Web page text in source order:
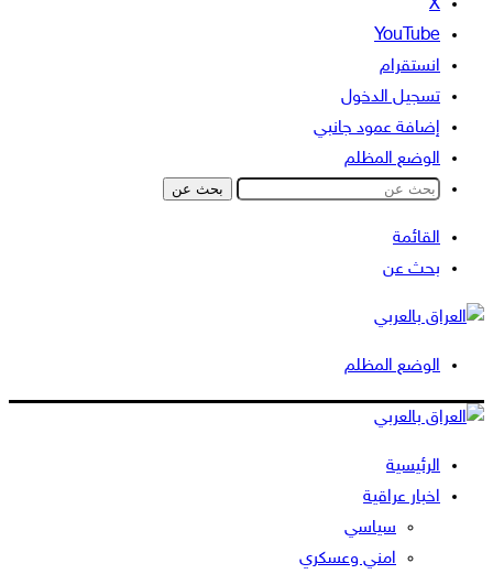
‫X
‫YouTube
انستقرام
تسجيل الدخول
إضافة عمود جانبي
الوضع المظلم
بحث عن
القائمة
بحث عن
الوضع المظلم
الرئيسية
اخبار عراقية
سياسي
امني وعسكري